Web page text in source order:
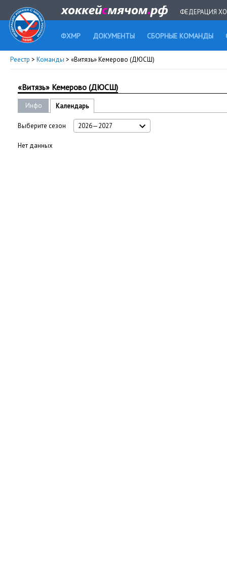
ФЕДЕРАЦИЯ
ФХМР ДОКУМЕНТЫ СБОРНЫЕ КОМАНДЫ
Реестр > Команды > «Витязь» Кемерово (ДЮСШ)
«Витязь» Кемерово (ДЮСШ)
Инфо Календарь
Выберите сезон 2026—2027
Нет данных